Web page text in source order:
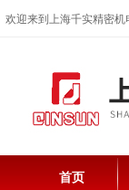
欢迎来到上海千实精密机
首页